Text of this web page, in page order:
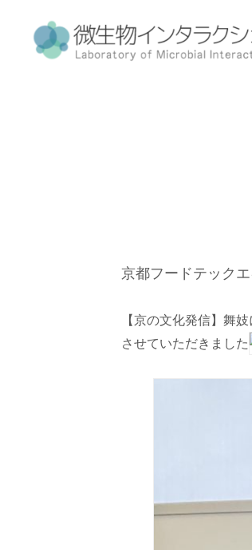
京都フードテック
【京の文化発信】舞
させていただきました